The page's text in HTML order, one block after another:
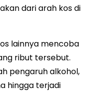
dari arah kos di
lainnya mencoba
ribut tersebut.
pengaruh alkohol,
hingga terjadi